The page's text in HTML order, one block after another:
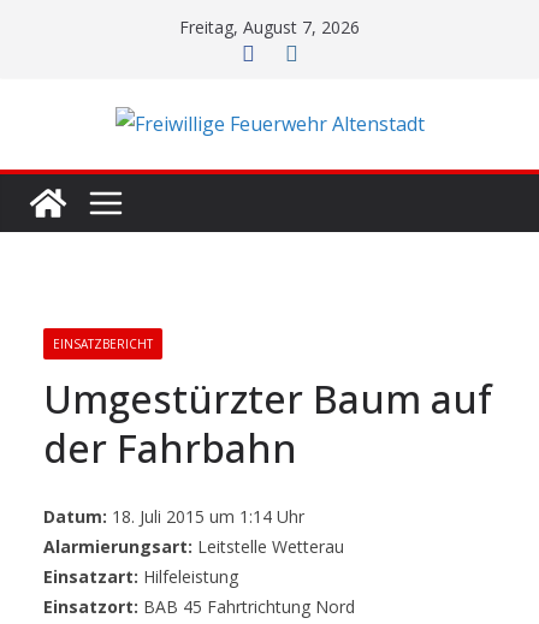
Freitag, August 7, 2026
EINSATZBERICHT
Umgestürzter Baum auf
der Fahrbahn
Datum: 18. Juli 2015 um 1:14 Uhr
Alarmierungsart: Leitstelle Wetterau
Einsatzart: Hilfeleistung
Einsatzort: BAB 45 Fahrtrichtung Nord